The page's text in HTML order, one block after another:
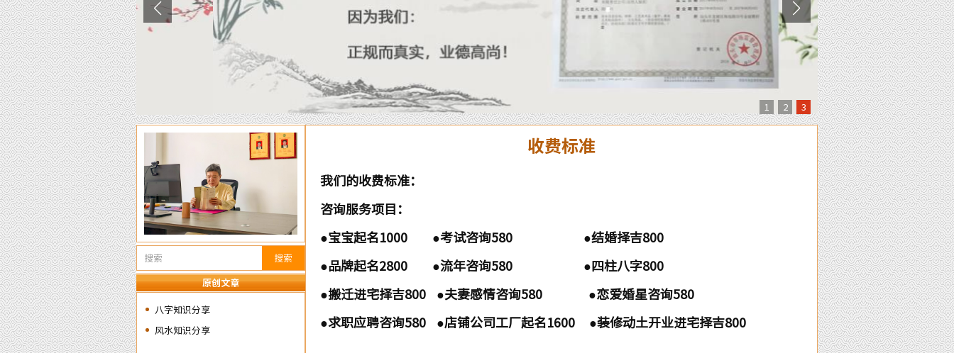
1 2 3
搜索
原创文章
八字知识分享
风水知识分享
收费标准
我们的收费标准：
咨询服务项目：
●宝宝起名1000 ●考试咨询580 ●结婚择吉800
●品牌起名2800 ●流年咨询580 ●四柱八字800
●搬迁进宅择吉800 ●夫妻感情咨询580 ●恋爱婚星咨询580
●求职应聘咨询580 ●店铺公司工厂起名1600 ●装修动土开业进宅择吉800